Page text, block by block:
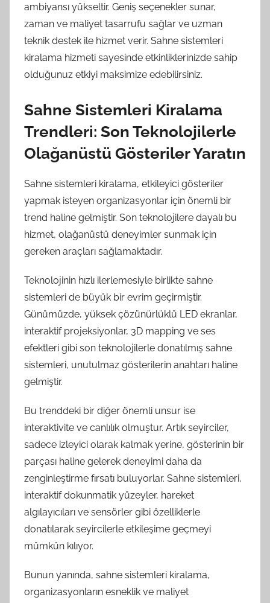
ambiyansı yükseltir. Geniş seçenekler sunar,
zaman ve maliyet tasarrufu sağlar ve uzman
teknik destek ile hizmet verir. Sahne sistemleri
kiralama hizmeti sayesinde etkinliklerinizde sahip
olduğunuz etkiyi maksimize edebilirsiniz.
Sahne Sistemleri Kiralama
Trendleri: Son Teknolojilerle
Olağanüstü Gösteriler Yaratın
Sahne sistemleri kiralama, etkileyici gösteriler
yapmak isteyen organizasyonlar için önemli bir
trend haline gelmiştir. Son teknolojilere dayalı bu
hizmet, olağanüstü deneyimler sunmak için
gereken araçları sağlamaktadır.
Teknolojinin hızlı ilerlemesiyle birlikte sahne
sistemleri de büyük bir evrim geçirmiştir.
Günümüzde, yüksek çözünürlüklü LED ekranlar,
interaktif projeksiyonlar, 3D mapping ve ses
efektleri gibi son teknolojilerle donatılmış sahne
sistemleri, unutulmaz gösterilerin anahtarı haline
gelmiştir.
Bu trenddeki bir diğer önemli unsur ise
interaktivite ve canlılık olmuştur. Artık seyirciler,
sadece izleyici olarak kalmak yerine, gösterinin bir
parçası haline gelerek deneyimi daha da
zenginleştirme fırsatı buluyorlar. Sahne sistemleri,
interaktif dokunmatik yüzeyler, hareket
algılayıcıları ve sensörler gibi özelliklerle
donatılarak seyircilerle etkileşime geçmeyi
mümkün kılıyor.
Bunun yanında, sahne sistemleri kiralama,
organizasyonların esneklik ve maliyet